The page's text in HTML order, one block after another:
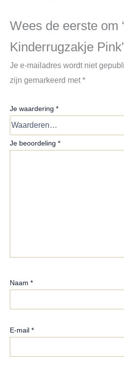
Wees de eerste om
Kinderrugzakje
Je e-mailadres wordt niet
zijn gemarkeerd met*
Je waardering *
Je beoordeling *
Naam *
E-mail *